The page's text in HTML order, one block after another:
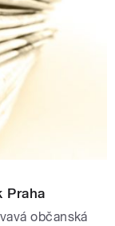
Praha
občanská